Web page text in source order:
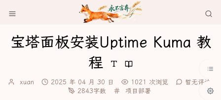
宝塔面板安装Uptime Kuma 教
程
博
xuan
发
2025 年 04 月 30 日 1021 次浏览
暂无评论
2843字数
分
项目部署